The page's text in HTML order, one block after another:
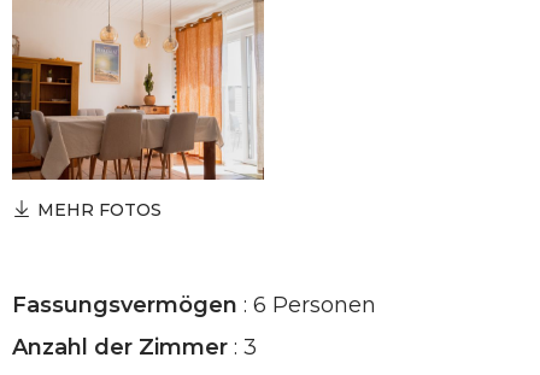
MEHR FOTOS
Fassungsvermögen : 6 Personen
Anzahl der Zimmer : 3